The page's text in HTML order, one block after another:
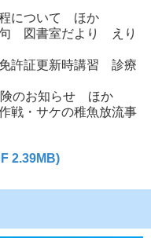
程について ほか
図書室だより えり
許証更新時講習 診療
のお知らせ ほか
戦・サケの稚魚放流事
2.39MB)